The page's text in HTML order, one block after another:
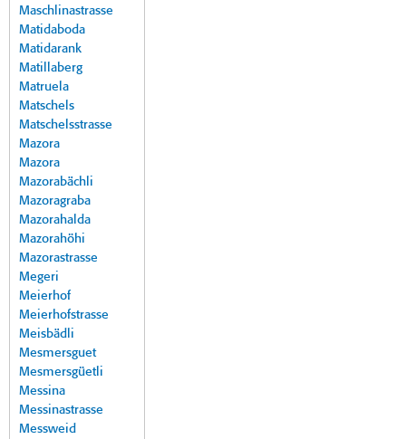
Maschlinastrasse
Matidaboda
Matidarank
Matillaberg
Matruela
Matschels
Matschelsstrasse
Mazora
Mazora
Mazorabächli
Mazoragraba
Mazorahalda
Mazorahöhi
Mazorastrasse
Megeri
Meierhof
Meierhofstrasse
Meisbädli
Mesmersguet
Mesmersgüetli
Messina
Messinastrasse
Messweid